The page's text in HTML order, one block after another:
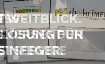
FÜR
WEITBLICK.
VERSENDEN
2 3